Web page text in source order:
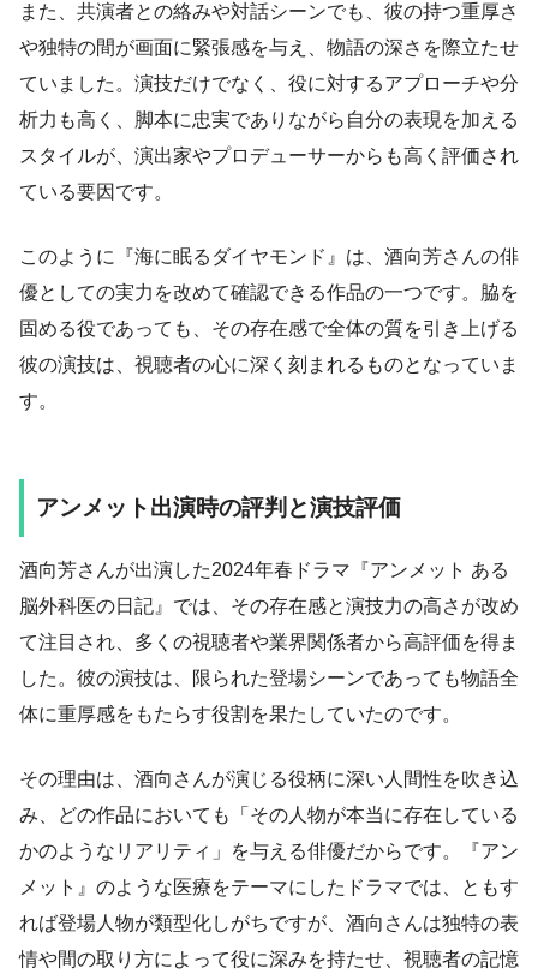
また、共演者との絡みや対話シーンでも、彼の持つ重厚さ
や独特の間が画面に緊張感を与え、物語の深さを際立たせ
ていました。演技だけでなく、役に対するアプローチや分
析力も高く、脚本に忠実でありながら自分の表現を加える
スタイルが、演出家やプロデューサーからも高く評価され
ている要因です。
このように『海に眠るダイヤモンド』は、酒向芳さんの俳
優としての実力を改めて確認できる作品の一つです。脇を
固める役であっても、その存在感で全体の質を引き上げる
彼の演技は、視聴者の心に深く刻まれるものとなっていま
す。
アンメット出演時の評判と演技評価
酒向芳さんが出演した2024年春ドラマ『アンメット ある
脳外科医の日記』では、その存在感と演技力の高さが改め
て注目され、多くの視聴者や業界関係者から高評価を得ま
した。彼の演技は、限られた登場シーンであっても物語全
体に重厚感をもたらす役割を果たしていたのです。
その理由は、酒向さんが演じる役柄に深い人間性を吹き込
み、どの作品においても「その人物が本当に存在している
かのようなリアリティ」を与える俳優だからです。『アン
メット』のような医療をテーマにしたドラマでは、ともす
れば登場人物が類型化しがちですが、酒向さんは独特の表
情や間の取り方によって役に深みを持たせ、視聴者の記憶